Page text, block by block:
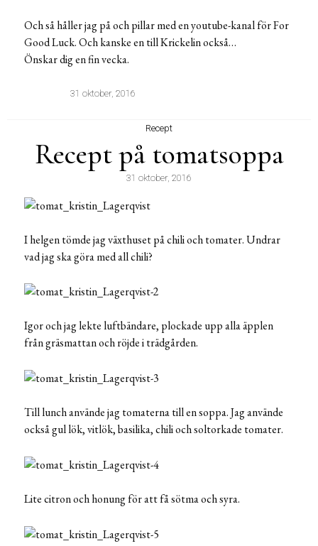
Och så håller jag på och pillar med en youtube-kanal för For
Good Luck. Och kanske en till Krickelin också…
Önskar dig en fin vecka.
31 oktober, 2016
Recept
Recept på tomatsoppa
31 oktober, 2016
I helgen tömde jag växthuset på chili och tomater. Undrar
vad jag ska göra med all chili?
Igor och jag lekte luftbändare, plockade upp alla äpplen
från gräsmattan och röjde i trädgården.
Till lunch använde jag tomaterna till en soppa. Jag använde
också gul lök, vitlök, basilika, chili och soltorkade tomater.
Lite citron och honung för att få sötma och syra.